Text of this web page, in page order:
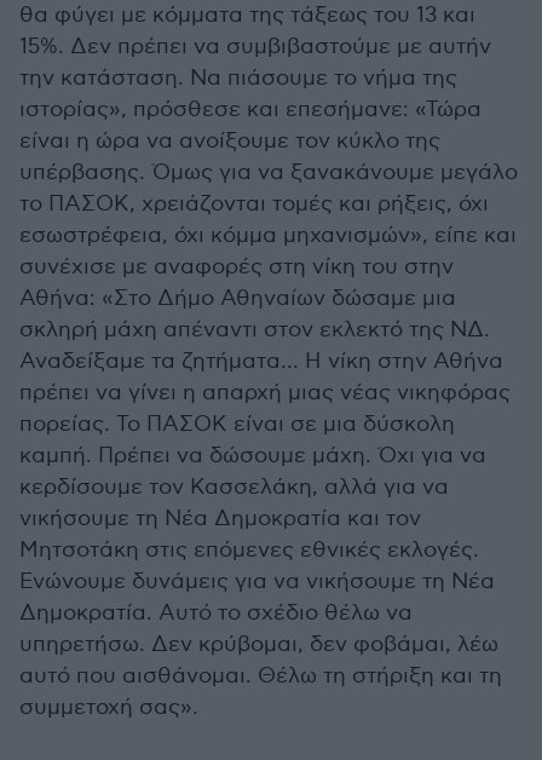
θα φύγει με κόμματα της τάξεως του 13 και
15%. Δεν πρέπει να συμβιβαστούμε με αυτήν
την κατάσταση. Να πιάσουμε το νήμα της
ιστορίας», πρόσθεσε και επεσήμανε: «Τώρα
είναι η ώρα να ανοίξουμε τον κύκλο της
υπέρβασης. Όμως για να ξανακάνουμε μεγάλο
το ΠΑΣΟΚ, χρειάζονται τομές και ρήξεις, όχι
εσωστρέφεια, όχι κόμμα μηχανισμών», είπε και
συνέχισε με αναφορές στη νίκη του στην
Αθήνα: «Στο Δήμο Αθηναίων δώσαμε μια
σκληρή μάχη απέναντι στον εκλεκτό της ΝΔ.
Αναδείξαμε τα ζητήματα… Η νίκη στην Αθήνα
πρέπει να γίνει η απαρχή μιας νέας νικηφόρας
πορείας. Το ΠΑΣΟΚ είναι σε μια δύσκολη
καμπή. Πρέπει να δώσουμε μάχη. Όχι για να
κερδίσουμε τον Κασσελάκη, αλλά για να
νικήσουμε τη Νέα Δημοκρατία και τον
Μητσοτάκη στις επόμενες εθνικές εκλογές.
Ενώνουμε δυνάμεις για να νικήσουμε τη Νέα
Δημοκρατία. Αυτό το σχέδιο θέλω να
υπηρετήσω. Δεν κρύβομαι, δεν φοβάμαι, λέω
αυτό που αισθάνομαι. Θέλω τη στήριξη και τη
συμμετοχή σας».